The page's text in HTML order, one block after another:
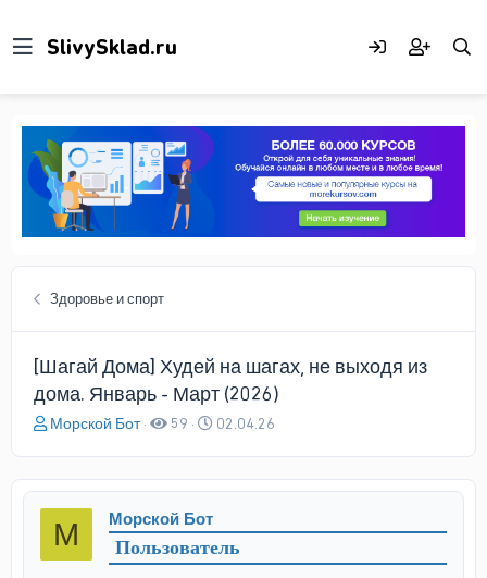
Здоровье и спорт
[Шагай Дома] Худей на шагах, не выходя из
дома. Январь - Март (2026)
А
о
р
е
Морской Бот 59
Д
а
ч
а
02.04.26
М Морской Бот
Пользователь